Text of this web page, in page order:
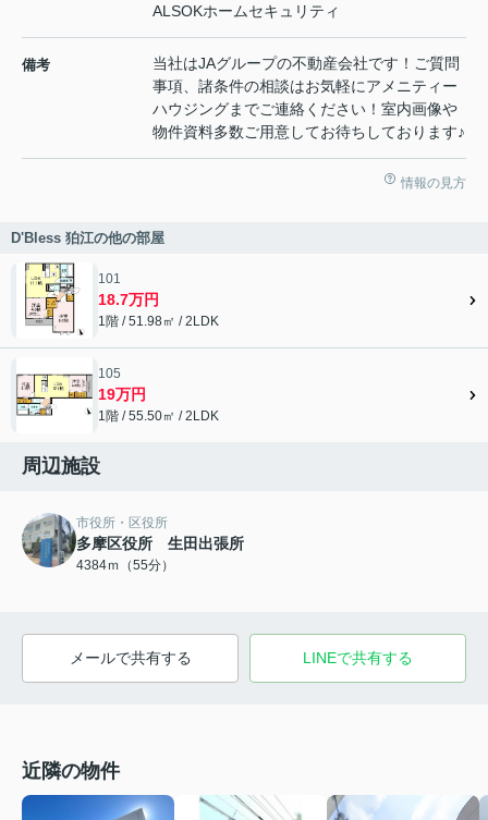
ALSOKホームセキュリティ
備考
当社はJAグループの不動産会社です！ご質問
事項、諸条件の相談はお気軽にアメニティー
ハウジングまでご連絡ください！室内画像や
物件資料多数ご用意してお待ちしております♪
情報の見方
D'Bless 狛江の他の部屋
101
18.7万円
1階 / 51.98㎡ / 2LDK
105
19万円
1階 / 55.50㎡ / 2LDK
周辺施設
市役所・区役所
多摩区役所 生田出張所
4384ｍ（55分）
メールで共有する LINEで共有する
近隣の物件